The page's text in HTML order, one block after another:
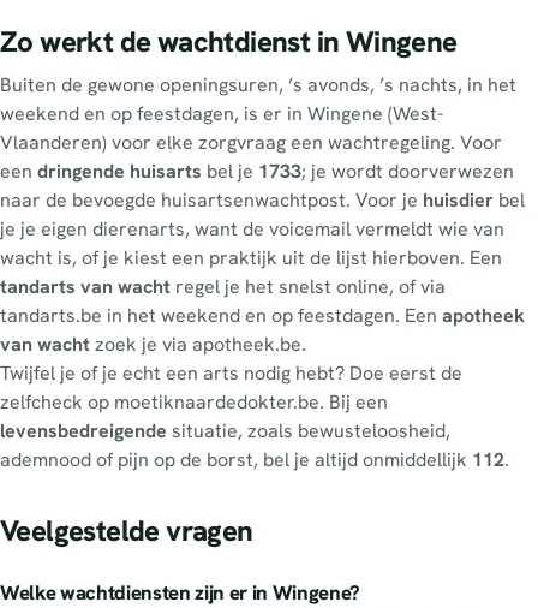
Zo werkt de wachtdienst in Wingene
Buiten de gewone openingsuren, ’s avonds, ’s nachts, in het
weekend en op feestdagen, is er in Wingene (West-
Vlaanderen) voor elke zorgvraag een wachtregeling. Voor
een dringende huisarts bel je 1733; je wordt doorverwezen
naar de bevoegde huisartsenwachtpost. Voor je huisdier bel
je je eigen dierenarts, want de voicemail vermeldt wie van
wacht is, of je kiest een praktijk uit de lijst hierboven. Een
tandarts van wacht regel je het snelst online, of via
tandarts.be in het weekend en op feestdagen. Een apotheek
van wachtzoek je via apotheek.be.
Twijfel je of je echt een arts nodig hebt? Doe eerst de
zelfcheck op moetiknaardedokter.be. Bij een
levensbedreigende situatie, zoals bewusteloosheid,
ademnood of pijn op de borst, bel je altijd onmiddellijk 112.
Veelgestelde vragen
Welke wachtdiensten zijn er in Wingene?